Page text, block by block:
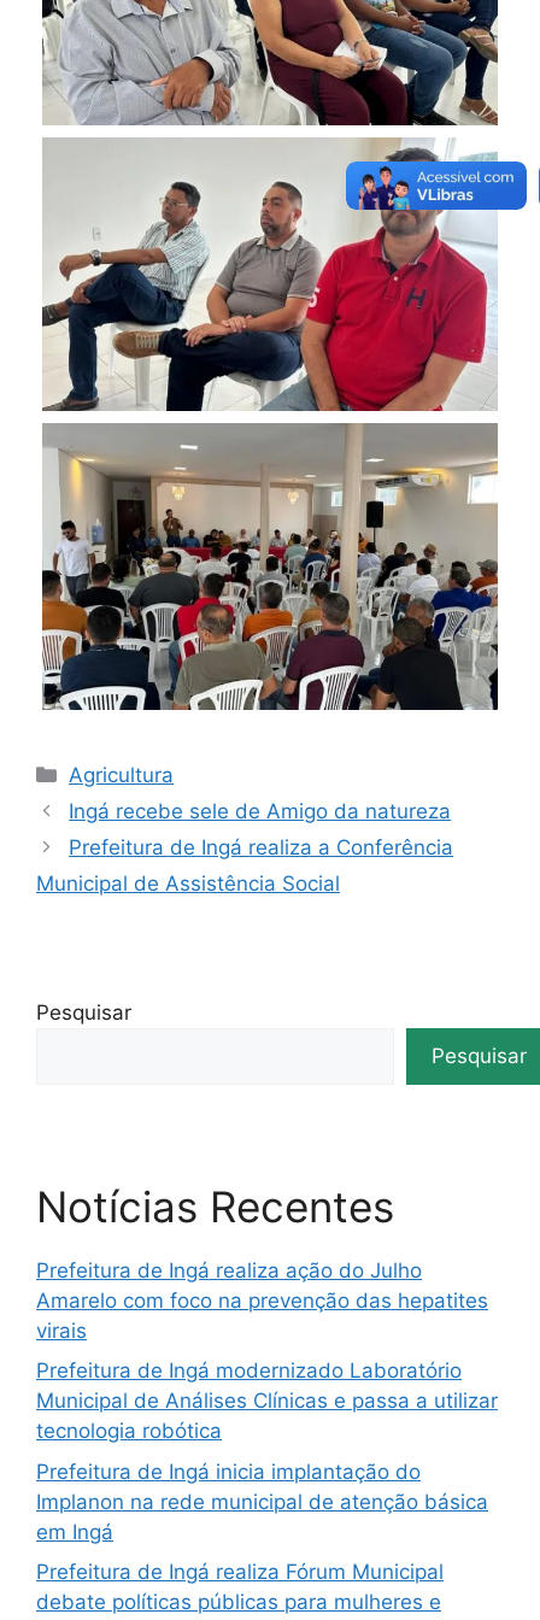
Agricultura
Ingá recebe sele de Amigo da natureza
Prefeitura de Ingá realiza a Conferência
Municipal de Assistência Social
Pesquisar
Pesquisar
Notícias Recentes
Prefeitura de Ingá realiza ação do Julho
Amarelo com foco na prevenção das hepatites
virais
Prefeitura de Ingá modernizado Laboratório
Municipal de Análises Clínicas e passa a utilizar
tecnologia robótica
Prefeitura de Ingá inicia implantação do
Implanon na rede municipal de atenção básica
em Ingá
Prefeitura de Ingá realiza Fórum Municipal
debate políticas públicas para mulheres e